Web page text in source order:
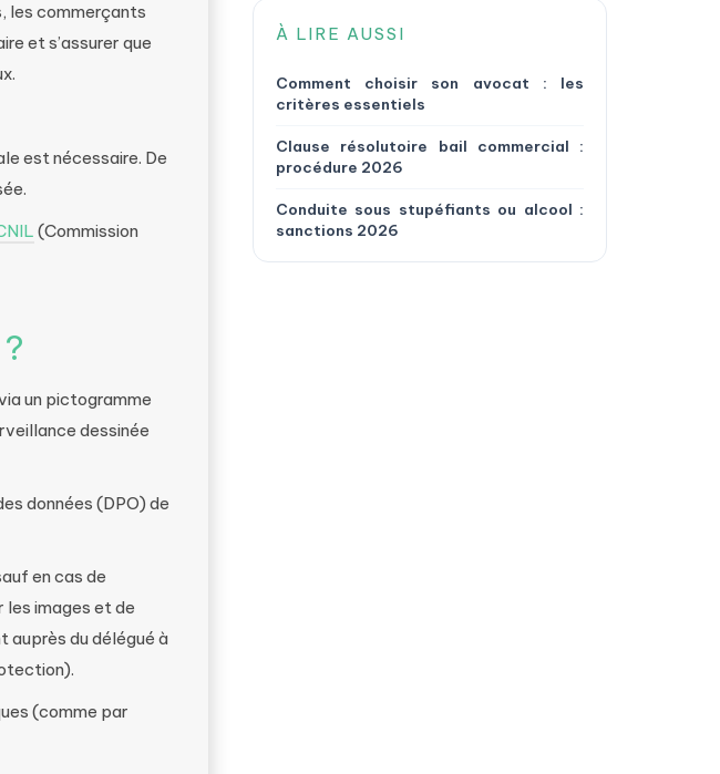
les commerçants
et s’assurer que
est nécessaire. De
(Commission
un pictogramme
dessinée
données (DPO) de
en cas de
les images et de
auprès du délégué à
(comme par
À LIRE AUSSI
Comment choisir son avocat : les
critères essentiels
Clause résolutoire bail commercial :
procédure 2026
Conduite sous stupéfiants ou alcool :
sanctions 2026